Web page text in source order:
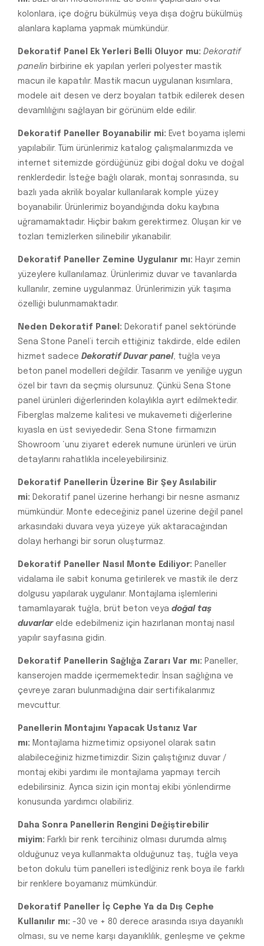
kolonlara, içe doğru bükülmüş veya dışa doğru bükülmüş
alanlara kaplama yapmak mümkündür.
Dekoratif Panel Ek Yerleri Belli Oluyor mu: Dekoratif
panelin birbirine ek yapılan yerleri polyester mastik
macun ile kapatılır. Mastik macun uygulanan kısımlara,
modele ait desen ve derz boyaları tatbik edilerek desen
devamlılığını sağlayan bir görünüm elde edilir.
Dekoratif Paneller Boyanabilir mi: Evet boyama işlemi
yapılabilir. Tüm ürünlerimiz katalog çalışmalarımızda ve
internet sitemizde gördüğünüz gibi doğal doku ve doğal
renklerdedir. İsteğe bağlı olarak, montaj sonrasında, su
bazlı yada akrilik boyalar kullanılarak komple yüzey
boyanabilir. Ürünlerimiz boyandığında doku kaybına
uğramamaktadır. Hiçbir bakım gerektirmez. Oluşan kir ve
tozları temizlerken silinebilir yıkanabilir.
Dekoratif Paneller Zemine Uygulanır mı: Hayır zemin
yüzeylere kullanılamaz. Ürünlerimiz duvar ve tavanlarda
kullanılır, zemine uygulanmaz. Ürünlerimizin yük taşıma
özelliği bulunmamaktadır.
Neden Dekoratif Panel: Dekoratif panel sektöründe
Sena Stone Panel’i tercih ettiğiniz takdirde, elde edilen
hizmet sadece Dekoratif Duvar panel, tuğla veya
beton panel modelleri değildir. Tasarım ve yeniliğe uygun
özel bir tavrı da seçmiş olursunuz. Çünkü Sena Stone
panel ürünleri diğerlerinden kolaylıkla ayırt edilmektedir.
Fiberglas malzeme kalitesi ve mukavemeti diğerlerine
kıyasla en üst seviyededir. Sena Stone firmamızın
Showroom ‘unu ziyaret ederek numune ürünleri ve ürün
detaylarını rahatlıkla inceleyebilirsiniz.
Dekoratif Panellerin Üzerine Bir Şey Asılabilir
mi: Dekoratif panel üzerine herhangi bir nesne asmanız
mümkündür. Monte edeceğiniz panel üzerine değil panel
arkasındaki duvara veya yüzeye yük aktaracağından
dolayı herhangi bir sorun oluşturmaz.
Dekoratif Paneller Nasıl Monte Ediliyor: Paneller
vidalama ile sabit konuma getirilerek ve mastik ile derz
dolgusu yapılarak uygulanır. Montajlama işlemlerini
tamamlayarak tuğla, brüt beton veya doğal taş
duvarlar elde edebilmeniz için hazırlanan montaj nasıl
yapılır sayfasına gidin.
Dekoratif Panellerin Sağlığa Zararı Var mı: Paneller,
kanserojen madde içermemektedir. İnsan sağlığına ve
çevreye zararı bulunmadığına dair sertifikalarımız
mevcuttur.
Panellerin Montajını Yapacak Ustanız Var
mı: Montajlama hizmetimiz opsiyonel olarak satın
alabileceğiniz hizmetimizdir. Sizin çalıştığınız duvar /
montaj ekibi yardımı ile montajlama yapmayı tercih
edebilirsiniz. Ayrıca sizin için montaj ekibi yönlendirme
konusunda yardımcı olabiliriz.
Daha Sonra Panellerin Rengini Değiştirebilir
miyim: Farklı bir renk tercihiniz olması durumda almış
olduğunuz veya kullanmakta olduğunuz taş, tuğla veya
beton dokulu tüm panelleri istedİğiniz renk boya ile farklı
bir renklere boyamanız mümkündür.
Dekoratif Paneller İç Cephe Ya da Dış Cephe
Kullanılır mı: -30 ve + 80 derece arasında ısıya dayanıklı
olması, su ve neme karşı dayanıklılık, genleşme ve çekme